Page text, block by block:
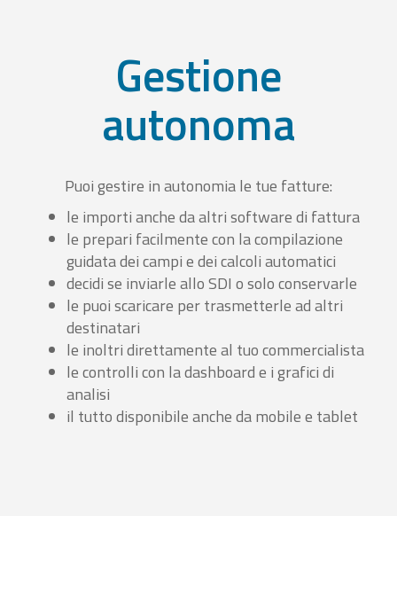
Gestione
autonoma
Puoi gestire in autonomia le tue fatture:
le importi anche da altri software di fattura
le prepari facilmente con la compilazione
guidata dei campi e dei calcoli automatici
decidi se inviarle allo SDI o solo conservarle
le puoi scaricare per trasmetterle ad altri
destinatari
le inoltri direttamente al tuo commercialista
le controlli con la dashboard e i grafici di
analisi
il tutto disponibile anche da mobile e tablet